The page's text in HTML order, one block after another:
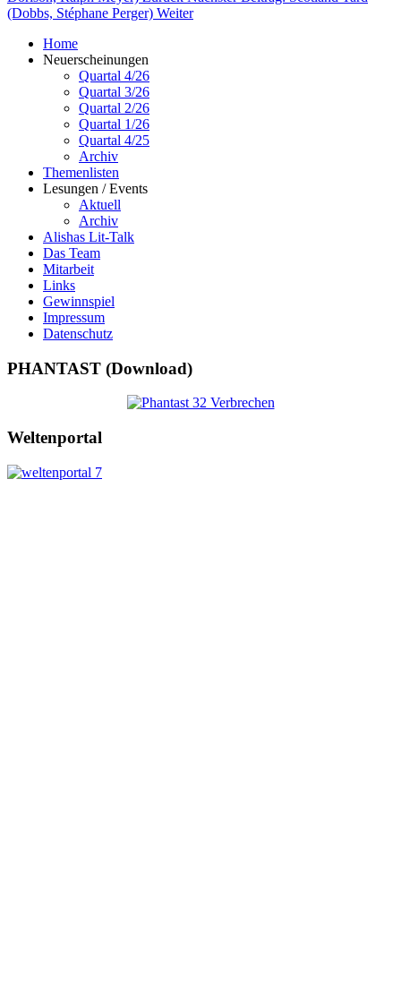
(Dobbs, Stéphane Perger) Weiter
Home
Neuerscheinungen
Quartal 4/26
Quartal 3/26
Quartal 2/26
Quartal 1/26
Quartal 4/25
Archiv
Themenlisten
Lesungen / Events
Aktuell
Archiv
Alishas Lit-Talk
Das Team
Mitarbeit
Links
Gewinnspiel
Impressum
Datenschutz
PHANTAST (Download)
Weltenportal